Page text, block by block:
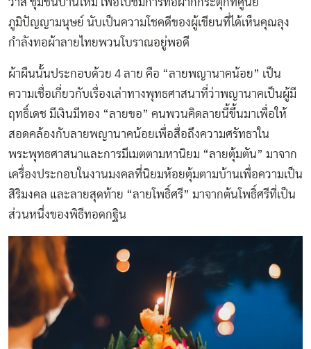
ภูมิปัญญามนุษย์ นับเป็นความโชคดีของผู้เขียนที่ได้เห็นคุณลุง
กำลังทอผ้าลายไทยพวนโบราณอยู่พอดี
ผ้าผืนนั้นประกอบด้วย 4 ลาย คือ “ลายพญานาคน้อย” เป็น
ความเชื่อเกี่ยวกับเรื่องเล่าทางพุทธศาสนาที่ว่าพญานาคเป็นผู้มี
ฤทธิ์เดช มีเงินมีทอง “ลายขอ” คนพวนคิดลายนี้ขึ้นมาเพื่อให้
สอดคล้องกับลายพญานาคน้อยเพื่อสื่อถึงความศรัทธาใน
พระพุทธศาสนาและการมีเมตตามหานิยม “ลายตุ้มตัน” มาจาก
เครื่องประกอบในงานมงคลที่นิยมห้อยตุ้มตามบ้านเพื่อความเป็น
สิริมงคล และลายสุดท้าย “ลายโพธิ์ศรี” มาจากต้นโพธิ์ศรีที่เป็น
ส่วนหนึ่งของพิธีทอดกฐิน